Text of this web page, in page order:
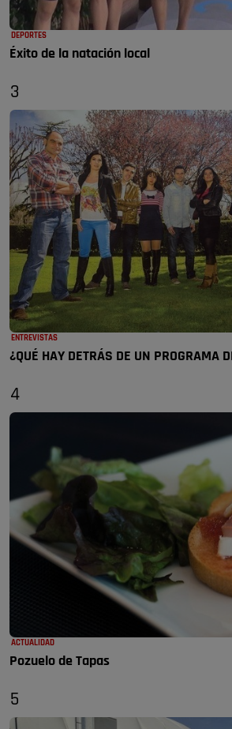
DEPORTES
Éxito de la natación local
3
ENTREVISTAS
¿QUÉ HAY DETRÁS DE UN PROGRAMA
4
ACTUALIDAD
Pozuelo de Tapas
5